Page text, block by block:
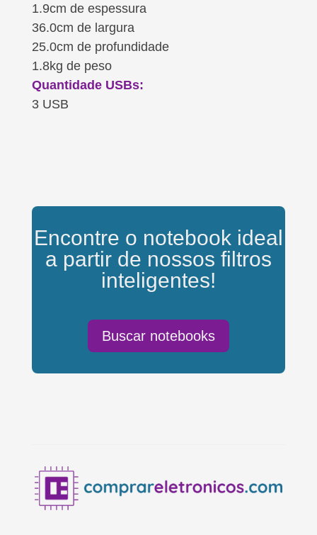
1.9cm de espessura
36.0cm de largura
25.0cm de profundidade
1.8kg de peso
Quantidade USBs:
3 USB
Encontre o notebook ideal
a partir de nossos filtros
inteligentes!
Buscar notebooks